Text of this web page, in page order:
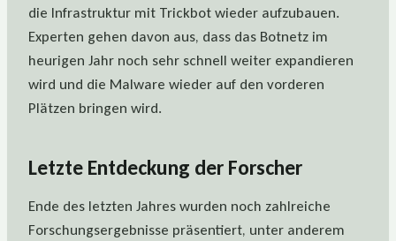
die Infrastruktur mit Trickbot wieder aufzubauen.
Experten gehen davon aus, dass das Botnetz im
heurigen Jahr noch sehr schnell weiter expandieren
wird und die Malware wieder auf den vorderen
Plätzen bringen wird.
Letzte Entdeckung der Forscher
Ende des letzten Jahres wurden noch zahlreiche
Forschungsergebnisse präsentiert, unter anderem